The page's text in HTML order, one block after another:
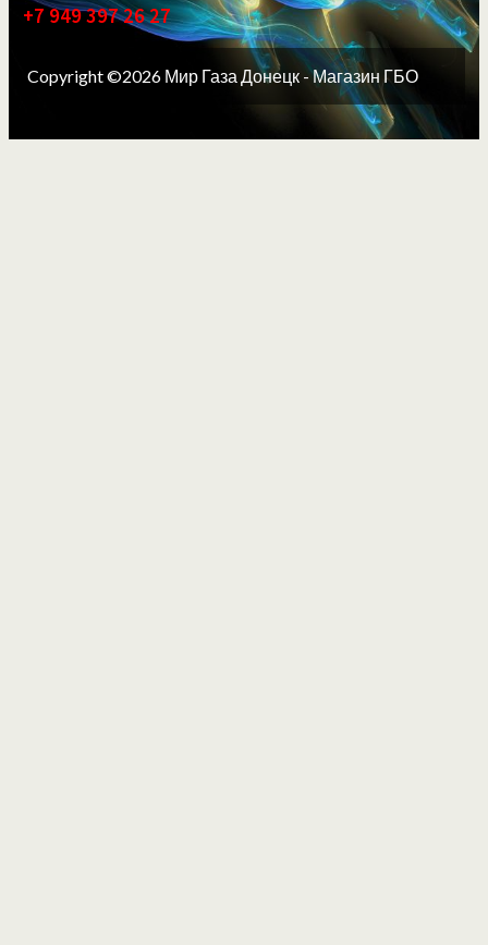
+7 949 397 26 27
Copyright ©2026 Мир Газа Донецк - Магазин ГБО